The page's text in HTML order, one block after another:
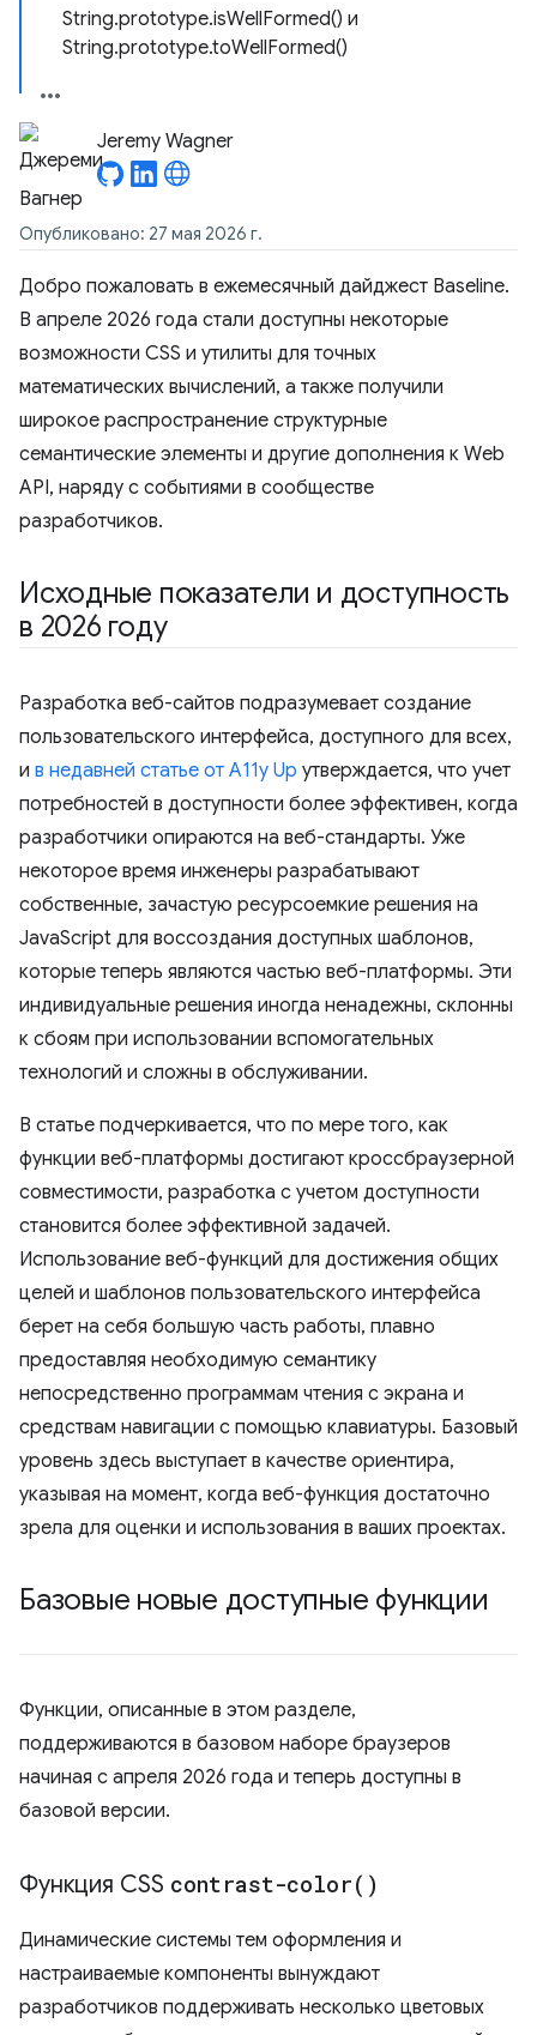
String.prototype.isWellFormed() и
String.prototype.toWellFormed()
Jeremy Wagner
Опубликовано: 27 мая 2026 г.
Добро пожаловать в ежемесячный дайджест Baseline.
В апреле 2026 года стали доступны некоторые
возможности CSS и утилиты для точных
математических вычислений, а также получили
широкое распространение структурные
семантические элементы и другие дополнения к Web
API, наряду с событиями в сообществе
разработчиков.
Исходные показатели и доступность
в 2026 году
Разработка веб-сайтов подразумевает создание
пользовательского интерфейса, доступного для всех,
и в недавней статье от A11y Up утверждается, что учет
потребностей в доступности более эффективен, когда
разработчики опираются на веб-стандарты. Уже
некоторое время инженеры разрабатывают
собственные, зачастую ресурсоемкие решения на
JavaScript для воссоздания доступных шаблонов,
которые теперь являются частью веб-платформы. Эти
индивидуальные решения иногда ненадежны, склонны
к сбоям при использовании вспомогательных
технологий и сложны в обслуживании.
В статье подчеркивается, что по мере того, как
функции веб-платформы достигают кроссбраузерной
совместимости, разработка с учетом доступности
становится более эффективной задачей.
Использование веб-функций для достижения общих
целей и шаблонов пользовательского интерфейса
берет на себя большую часть работы, плавно
предоставляя необходимую семантику
непосредственно программам чтения с экрана и
средствам навигации с помощью клавиатуры. Базовый
уровень здесь выступает в качестве ориентира,
указывая на момент, когда веб-функция достаточно
зрела для оценки и использования в ваших проектах.
Базовые новые доступные функции
Функции, описанные в этом разделе,
поддерживаются в базовом наборе браузеров
начиная с апреля 2026 года и теперь доступны в
базовой версии.
Функция CSS contrast-color( )
Динамические системы тем оформления и
настраиваемые компоненты вынуждают
разработчиков поддерживать несколько цветовых